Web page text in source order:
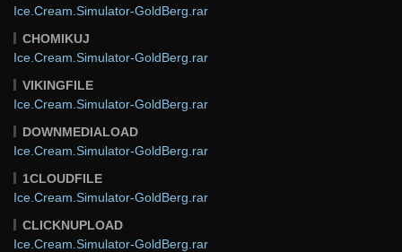
Ice.Cream.Simulator-GoldBerg.rar
CHOMIKUJ
Ice.Cream.Simulator-GoldBerg.rar
VIKINGFILE
Ice.Cream.Simulator-GoldBerg.rar
DOWNMEDIALOAD
Ice.Cream.Simulator-GoldBerg.rar
1CLOUDFILE
Ice.Cream.Simulator-GoldBerg.rar
CLICKNUPLOAD
Ice.Cream.Simulator-GoldBerg.rar